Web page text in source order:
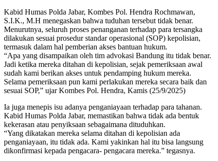
Kabid Humas Polda Jabar, Kombes Pol. Hendra Rochmawan,
S.I.K., M.H menegaskan bahwa tuduhan tersebut tidak benar.
Menurutnya, seluruh proses penanganan terhadap para tersangka
dilakukan sesuai prosedur standar operasional (SOP) kepolisian,
termasuk dalam hal pemberian akses bantuan hukum.
“Apa yang disampaikan oleh tim advokasi Bandung itu tidak benar.
Jadi ketika mereka ditahan di kepolisian, sejak pemeriksaan awal
sudah kami berikan akses untuk pendamping hukum mereka.
Selama pemeriksaan pun kami perlakukan mereka secara baik dan
sesuai SOP,” ujar Kombes Pol. Hendra, Kamis (25/9/2025)
Ia juga menepis isu adanya penganiayaan terhadap para tahanan.
Kabid Humas Polda Jabar, memastikan bahwa tidak ada bentuk
kekerasan atau penyiksaan sebagaimana dituduhkan.
“Yang dikatakan mereka selama ditahan di kepolisian ada
penganiayaan, itu tidak ada. Kami yakinkan hal itu bisa langsung
dikonfirmasi kepada pengacara- pengacara mereka.” tegasnya.